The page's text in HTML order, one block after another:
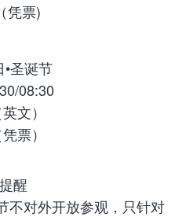
凭票)
圣诞节
08:30
文）
票）
醒
不对外开放参观，只针对